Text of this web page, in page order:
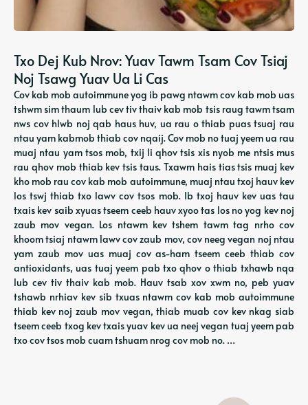
Txo Dej Kub Nrov: Yuav Tawm Tsam Cov Tsiaj
Noj Tsawg Yuav Ua Li Cas
Cov kab mob autoimmune yog ib pawg ntawm cov kab mob uas
tshwm sim thaum lub cev tiv thaiv kab mob tsis raug tawm tsam
nws cov hlwb noj qab haus huv, ua rau o thiab puas tsuaj rau
ntau yam kabmob thiab cov nqaij. Cov mob no tuaj yeem ua rau
muaj ntau yam tsos mob, txij li qhov tsis xis nyob me ntsis mus
rau qhov mob thiab kev tsis taus. Txawm hais tias tsis muaj kev
kho mob rau cov kab mob autoimmune, muaj ntau txoj hauv kev
los tswj thiab txo lawv cov tsos mob. Ib txoj hauv kev uas tau
txais kev saib xyuas tseem ceeb hauv xyoo tas los no yog kev noj
zaub mov vegan. Los ntawm kev tshem tawm tag nrho cov
khoom tsiaj ntawm lawv cov zaub mov, cov neeg vegan noj ntau
yam zaub mov uas muaj cov as-ham tseem ceeb thiab cov
antioxidants, uas tuaj yeem pab txo qhov o thiab txhawb nqa
lub cev tiv thaiv kab mob. Hauv tsab xov xwm no, peb yuav
tshawb nrhiav kev sib txuas ntawm cov kab mob autoimmune
thiab kev noj zaub mov vegan, thiab muab cov kev nkag siab
tseem ceeb txog kev txais yuav kev ua neej vegan tuaj yeem pab
txo cov tsos mob cuam tshuam nrog cov mob no. …